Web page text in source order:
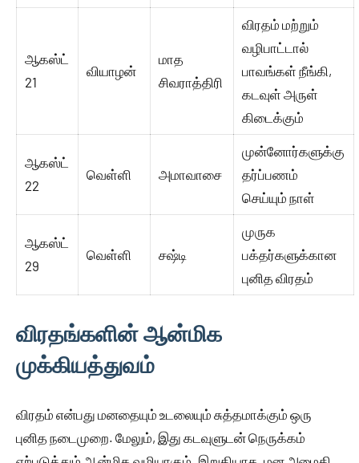
ஆகஸ்ட்
21
வியாழன்
மாத
சிவராத்திரி
விரதம் மற்றும்
வழிபாட்டால்
பாவங்கள் நீங்கி,
கடவுள் அருள்
கிடைக்கும்
ஆகஸ்ட்
22
வெள்ளி அமாவாசை
முன்னோர்களுக்கு
தர்ப்பணம்
செய்யும் நாள்
ஆகஸ்ட்
29
வெள்ளி சஷ்டி
முருக
பக்தர்களுக்கான
புனித விரதம்
விரதங்களின் ஆன்மிக
முக்கியத்துவம்
விரதம் என்பது மனதையும் உடலையும் சுத்தமாக்கும் ஒரு
புனித நடைமுறை. மேலும், இது கடவுளுடன் நெருக்கம்